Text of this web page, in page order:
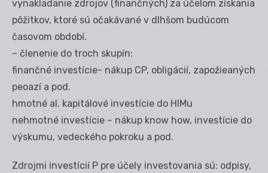
vynakladanie zdrojov (finančných) za účelom získania
pôžitkov, ktoré sú očakávané v dlhšom budúcom
časovom období.
– členenie do troch skupín:
finančné investície- nákup CP, obligácií, zapožieaných
peoazí a pod.
hmotné al. kapitálové investície do HIMu
nehmotné investície – nákup know how, investície do
výskumu, vedeckého pokroku a pod.
Zdrojmi investícií P pre účely investovania sú: odpisy,